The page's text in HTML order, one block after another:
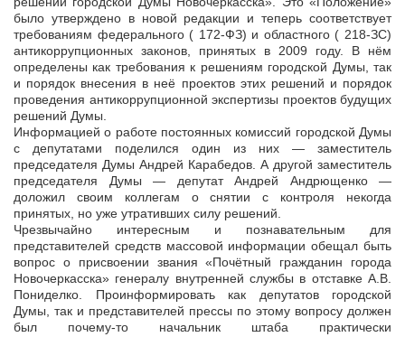
было утверждено в новой редакции и теперь соответствует
требованиям федерального ( 172-ФЗ) и областного ( 218-ЗС)
антикоррупционных законов, принятых в 2009 году. В нём
определены как требования к решениям городской Думы, так
и порядок внесения в неё проектов этих решений и порядок
проведения антикоррупционной экспертизы проектов будущих
решений Думы.
Информацией о работе постоянных комиссий городской Думы
с депутатами поделился один из них — заместитель
председателя Думы Андрей Карабедов. А другой заместитель
председателя Думы — депутат Андрей Андрющенко —
доложил своим коллегам о снятии с контроля некогда
принятых, но уже утративших силу решений.
Чрезвычайно интересным и познавательным для
представителей средств массовой информации обещал быть
вопрос о присвоении звания «Почётный гражданин города
Новочеркасска» генералу внутренней службы в отставке А.В.
Пониделко. Проинформировать как депутатов городской
Думы, так и представителей прессы по этому вопросу должен
был почему-то начальник штаба практически